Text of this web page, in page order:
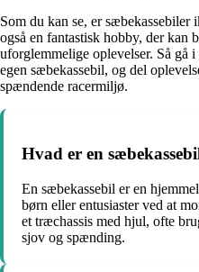
Som du kan se, er sæbekassebiler
også en fantastisk hobby, der kan
uforglemmelige oplevelser. Så gå
egen sæbekassebil, og del
spændende racermiljø.
Hvad er en
En sæbekassebil er en
børn eller entusiaster ved at
et træchassis med hjul, ofte
sjov og spænding.